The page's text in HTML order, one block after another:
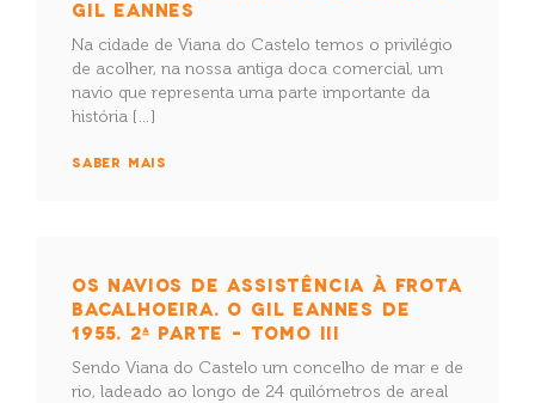
GIL EANNES
Na cidade de Viana do Castelo temos o privilégio
de acolher, na nossa antiga doca comercial, um
navio que representa uma parte importante da
história […]
SABER MAIS
OS NAVIOS DE ASSISTÊNCIA À FROTA
BACALHOEIRA. O GIL EANNES DE
1955. 2ª PARTE – TOMO III
Sendo Viana do Castelo um concelho de mar e de
rio, ladeado ao longo de 24 quilómetros de areal